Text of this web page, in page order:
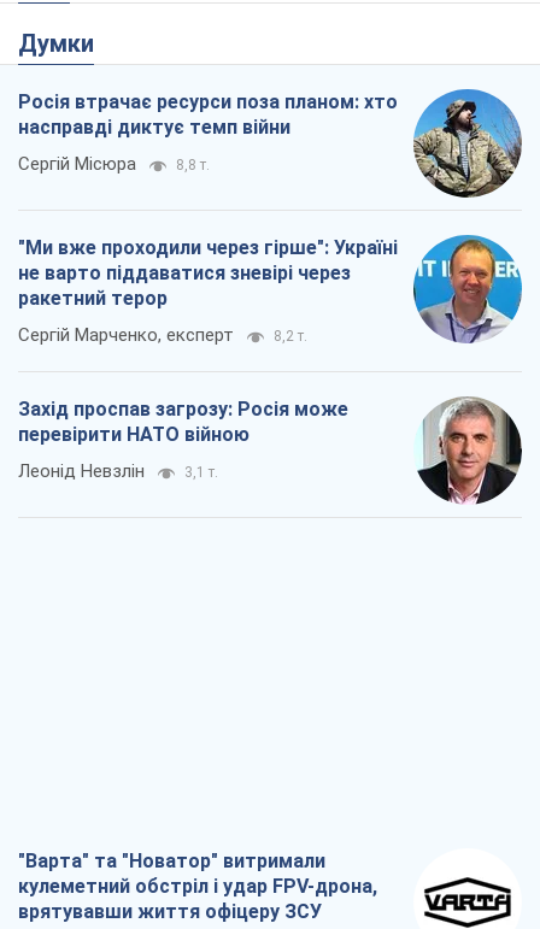
Думки
Росія втрачає ресурси поза планом: хто
насправді диктує темп війни
Сергій Місюра 8,8 т.
"Ми вже проходили через гірше": Україні
не варто піддаватися зневірі через
ракетний терор
Сергій Марченко, експерт 8,2 т.
Захід проспав загрозу: Росія може
перевірити НАТО війною
Леонід Невзлін 3,1 т.
"Варта" та "Новатор" витримали
кулеметний обстріл і удар FPV-дрона,
врятувавши життя офіцеру ЗСУ